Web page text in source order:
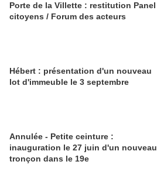
Porte de la Villette : restitution Panel
citoyens / Forum des acteurs
Hébert : présentation d'un nouveau
lot d'immeuble le 3 septembre
Annulée - Petite ceinture :
inauguration le 27 juin d'un nouveau
tronçon dans le 19e